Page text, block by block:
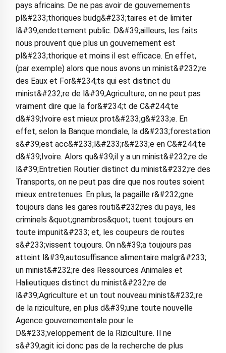
pays africains. De ne pas avoir de gouvernements
pl&#233;thoriques budg&#233;taires et de limiter
l&#39;endettement public. D&#39;ailleurs, les faits
nous prouvent que plus un gouvernement est
pl&#233;thorique et moins il est efficace. En effet,
(par exemple) alors que nous avons un minist&#232;re
des Eaux et For&#234;ts qui est distinct du
minist&#232;re de l&#39;Agriculture, on ne peut pas
vraiment dire que la for&#234;t de C&#244;te
d&#39;Ivoire est mieux prot&#233;g&#233;e. En
effet, selon la Banque mondiale, la d&#233;forestation
s&#39;est acc&#233;l&#233;r&#233;e en C&#244;te
d&#39;Ivoire. Alors qu&#39;il y a un minist&#232;re de
l&#39;Entretien Routier distinct du minist&#232;re des
Transports, on ne peut pas dire que nos routes soient
mieux entretenues. En plus, la pagaille r&#232;gne
toujours dans les gares routi&#232;res du pays, les
criminels &quot;gnambros&quot; tuent toujours en
toute impunit&#233; et, les coupeurs de routes
s&#233;vissent toujours. On n&#39;a toujours pas
atteint l&#39;autosuffisance alimentaire malgr&#233;
un minist&#232;re des Ressources Animales et
Halieutiques distinct du minist&#232;re de
l&#39;Agriculture et un tout nouveau minist&#232;re
de la riziculture, en plus d&#39;une toute nouvelle
Agence gouvernementale pour le
D&#233;veloppement de la Riziculture. Il ne
s&#39;agit ici donc pas de la recherche de plus